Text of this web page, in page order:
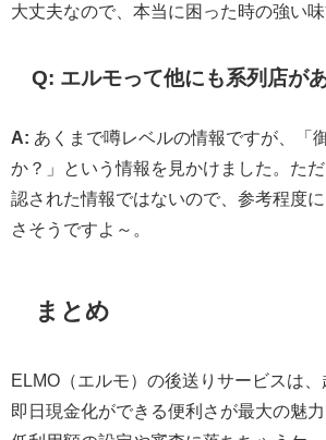
大丈夫なので、本当に困った時の強い味
Q: エルモって他にも系列店が
A: あくまで噂レベルの情報ですが、「
か？」という情報を見かけました。た
認された情報ではないので、参考程度
さそうですよ～。
まとめ
ELMO（エルモ）の後送りサービスは
即日現金化ができる便利さが最大の魅